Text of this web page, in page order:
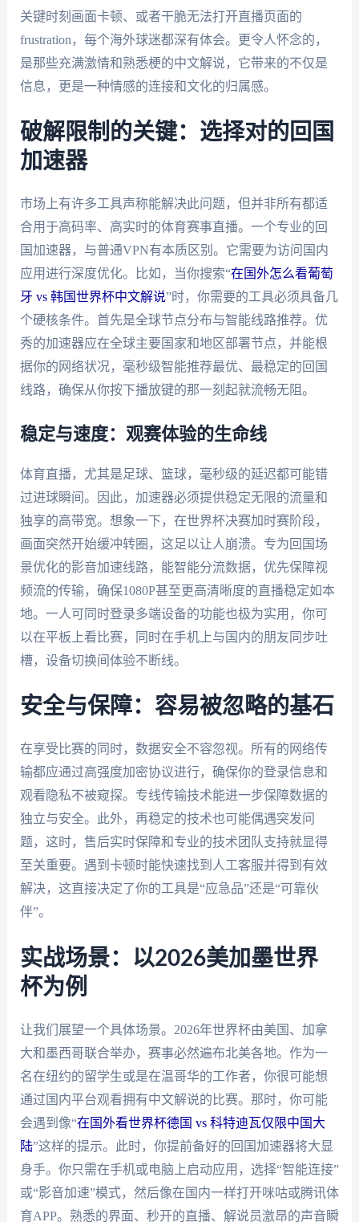
关键时刻画面卡顿、或者干脆无法打开直播页面的
frustration，每个海外球迷都深有体会。更令人怀念的，
是那些充满激情和熟悉梗的中文解说，它带来的不仅是
信息，更是一种情感的连接和文化的归属感。
破解限制的关键：选择对的回国
加速器
市场上有许多工具声称能解决此问题，但并非所有都适
合用于高码率、高实时的体育赛事直播。一个专业的回
国加速器，与普通VPN有本质区别。它需要为访问国内
应用进行深度优化。比如，当你搜索“在国外怎么看葡萄
牙 vs 韩国世界杯中文解说”时，你需要的工具必须具备几
个硬核条件。首先是全球节点分布与智能线路推荐。优
秀的加速器应在全球主要国家和地区部署节点，并能根
据你的网络状况，毫秒级智能推荐最优、最稳定的回国
线路，确保从你按下播放键的那一刻起就流畅无阻。
稳定与速度：观赛体验的生命线
体育直播，尤其是足球、篮球，毫秒级的延迟都可能错
过进球瞬间。因此，加速器必须提供稳定无限的流量和
独享的高带宽。想象一下，在世界杯决赛加时赛阶段，
画面突然开始缓冲转圈，这足以让人崩溃。专为回国场
景优化的影音加速线路，能智能分流数据，优先保障视
频流的传输，确保1080P甚至更高清晰度的直播稳定如本
地。一人可同时登录多端设备的功能也极为实用，你可
以在平板上看比赛，同时在手机上与国内的朋友同步吐
槽，设备切换间体验不断线。
安全与保障：容易被忽略的基石
在享受比赛的同时，数据安全不容忽视。所有的网络传
输都应通过高强度加密协议进行，确保你的登录信息和
观看隐私不被窥探。专线传输技术能进一步保障数据的
独立与安全。此外，再稳定的技术也可能偶遇突发问
题，这时，售后实时保障和专业的技术团队支持就显得
至关重要。遇到卡顿时能快速找到人工客服并得到有效
解决，这直接决定了你的工具是“应急品”还是“可靠伙
伴”。
实战场景：以2026美加墨世界
杯为例
让我们展望一个具体场景。2026年世界杯由美国、加拿
大和墨西哥联合举办，赛事必然遍布北美各地。作为一
名在纽约的留学生或是在温哥华的工作者，你很可能想
通过国内平台观看拥有中文解说的比赛。那时，你可能
会遇到像“在国外看世界杯德国 vs 科特迪瓦仅限中国大
陆”这样的提示。此时，你提前备好的回国加速器将大显
身手。你只需在手机或电脑上启动应用，选择“智能连接”
或“影音加速”模式，然后像在国内一样打开咪咕或腾讯体
育APP。熟悉的界面、秒开的直播、解说员激昂的声音瞬